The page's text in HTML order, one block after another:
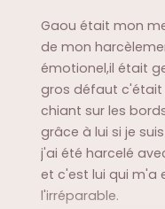
Gaou était mon
de mon
émotionel,il était
gros défaut c'était
chiant sur les
grâce à lui si je
j'ai été harcelé
et c'est lui qui m'a
l'irréparable.